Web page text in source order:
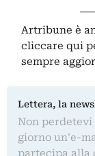
Artribune è
cliccare qui
sempre
Lettera, la
Non
giorno un'e-
partecipa alla